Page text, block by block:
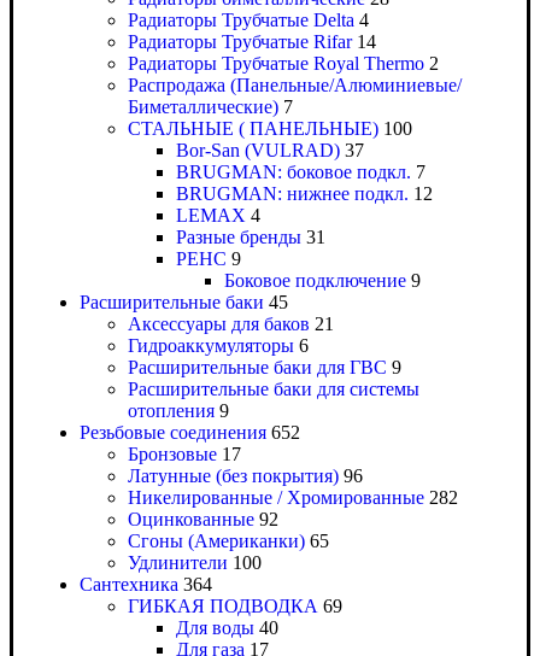
Радиаторы Трубчатые Delta 4
Радиаторы Трубчатые Rifar 14
Радиаторы Трубчатые Royal Thermo 2
Распродажа (Панельные/Алюминиевые/
Биметаллические) 7
СТАЛЬНЫЕ ( ПАНЕЛЬНЫЕ) 100
Bor-San (VULRAD) 37
BRUGMAN: боковое подкл. 7
BRUGMAN: нижнее подкл. 12
LEMAX 4
Разные бренды 31
РЕНС 9
Боковое подключение 9
Расширительные баки 45
Аксессуары для баков 21
Гидроаккумуляторы 6
Расширительные баки для ГВС 9
Расширительные баки для системы
отопления 9
Резьбовые соединения 652
Бронзовые 17
Латунные (без покрытия) 96
Никелированные / Хромированные 282
Оцинкованные 92
Сгоны (Американки) 65
Удлинители 100
Сантехника 364
ГИБКАЯ ПОДВОДКА 69
Для воды 40
Для газа 17